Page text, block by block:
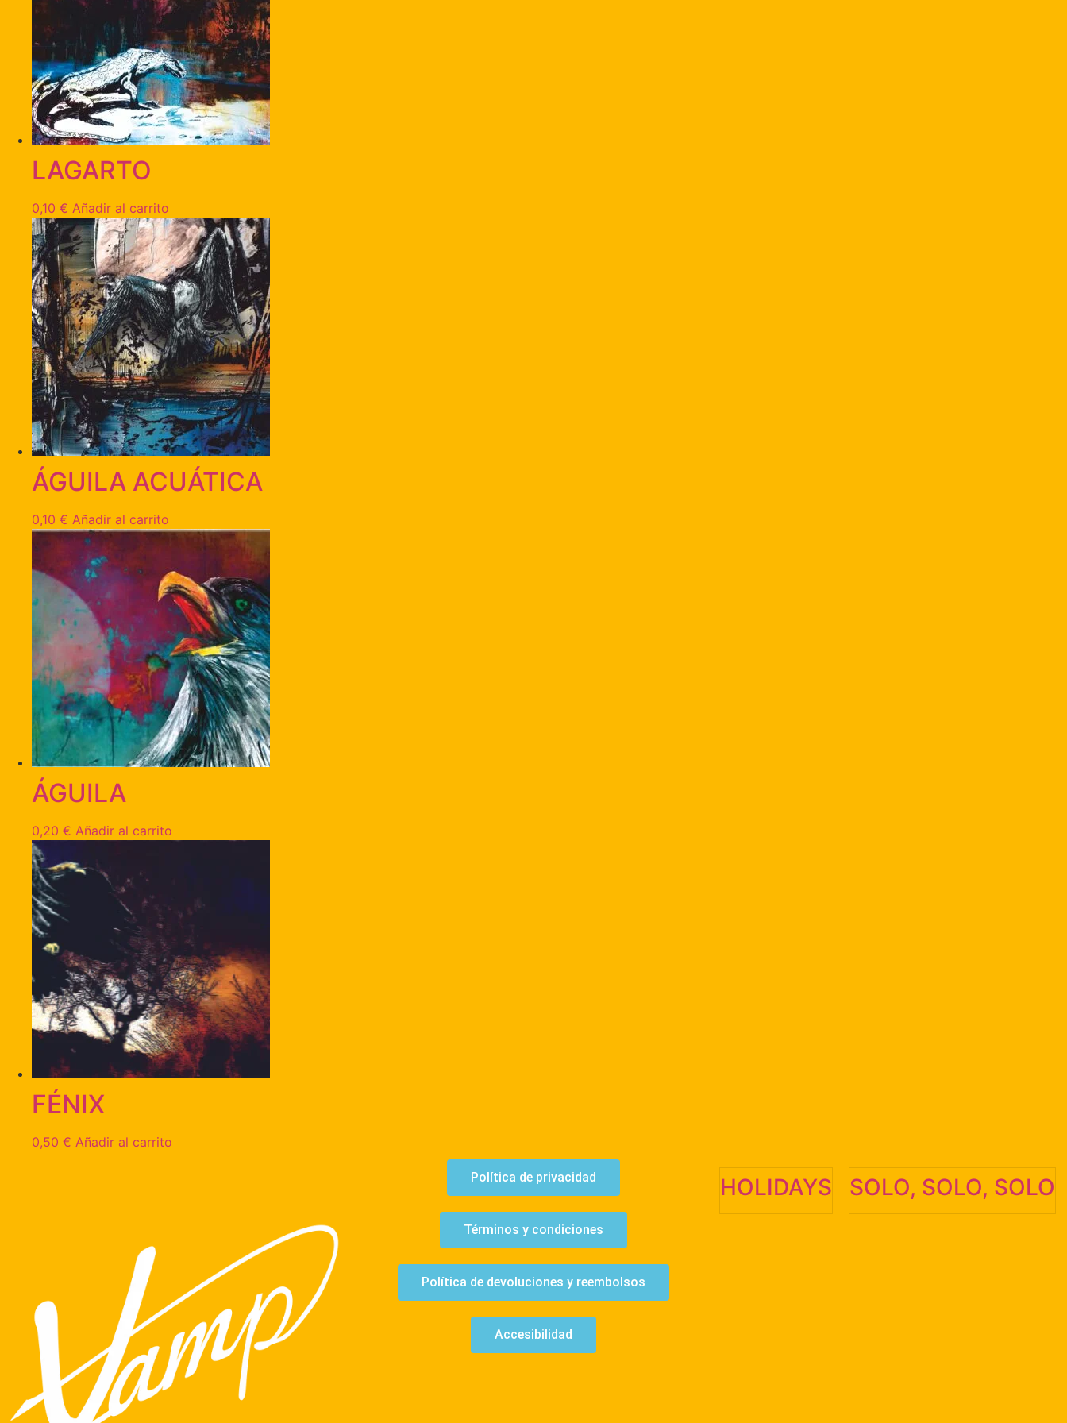
LAGARTO
0,10 € Añadir al carrito
ÁGUILA ACUÁTICA
0,10 € Añadir al carrito
ÁGUILA
0,20 € Añadir al carrito
FÉNIX
0,50 € Añadir al carrito
Política de privacidad
Términos y condiciones
Política de devoluciones y reembolsos
Accesibilidad
HOLIDAYS SOLO, SOLO, SOLO